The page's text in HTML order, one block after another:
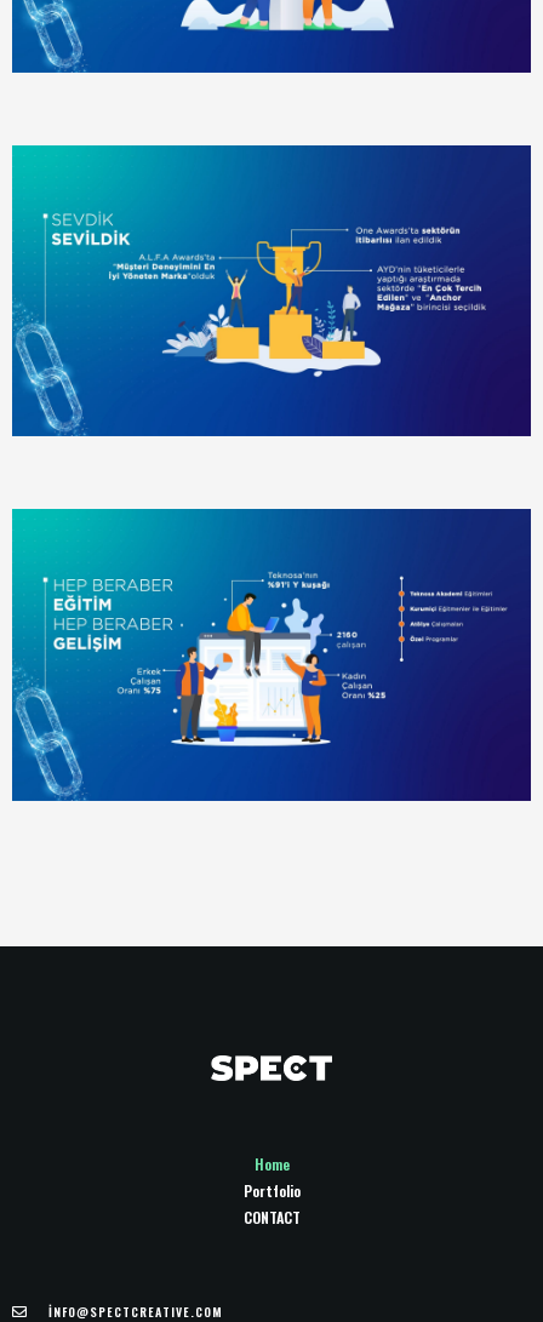
Home
Portfolio
CONTACT
İNFO@SPECTCREATIVE.COM